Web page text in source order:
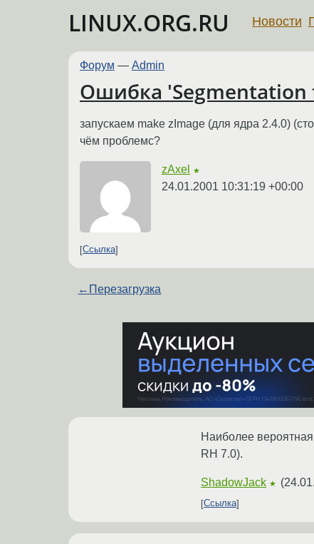
LINUX.ORG.RU Новости
Форум — Admin
Ошибка 'Segmentation
запускаем make zImage (для ядра 2.4.0)
чём проблемс?
zAxel ★
24.01.2001 10:31:19 +00:00
Ссылка
← Перезагрузка
Наиболее
RH 7.0).
ShadowJack ★ (
Ссылка